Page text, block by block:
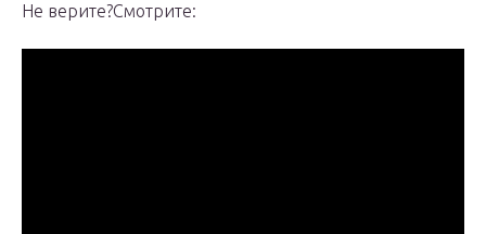
Не верите?Смотрите: